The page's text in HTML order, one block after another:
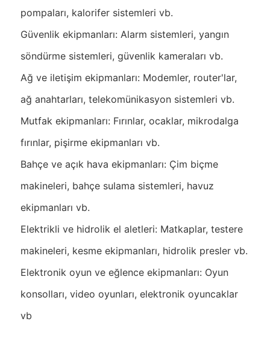
pompaları, kalorifer sistemleri vb.
Güvenlik ekipmanları: Alarm sistemleri, yangın
söndürme sistemleri, güvenlik kameraları vb.
Ağ ve iletişim ekipmanları: Modemler, router'lar,
ağ anahtarları, telekomünikasyon sistemleri vb.
Mutfak ekipmanları: Fırınlar, ocaklar, mikrodalga
fırınlar, pişirme ekipmanları vb.
Bahçe ve açık hava ekipmanları: Çim biçme
makineleri, bahçe sulama sistemleri, havuz
ekipmanları vb.
Elektrikli ve hidrolik el aletleri: Matkaplar, testere
makineleri, kesme ekipmanları, hidrolik presler vb.
Elektronik oyun ve eğlence ekipmanları: Oyun
konsolları, video oyunları, elektronik oyuncaklar
vb